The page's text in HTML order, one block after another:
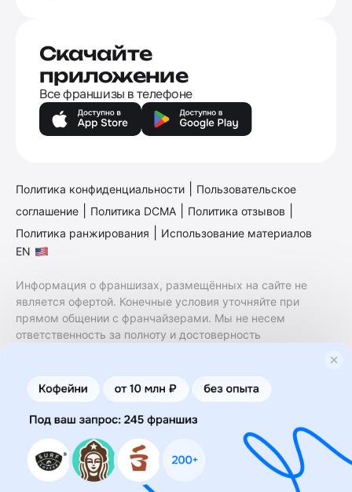
Скачайте
приложение
Все франшизы в телефоне
Политика конфиденциальности
Пользовательское
соглашение
Политика DCMA Политика отзывов
Политика ранжирования
Использование материалов
EN
Информация о франшизах, размещённых на сайте не
является офертой. Конечные условия уточняйте при
прямом общении с франчайзерами. Мы не несем
ответственность за полноту и достоверность
финансовые услуги. Заключение договоров
коммерческой концессии (франчайзинга) осуществляется
правообладателями/их представителями. Бизнесменс.ру
не является посредником или представителем
правообладателя и не несет ответственность за условия
предоставления франшизы и действия лиц,
осуществленные на основании информации, имеющейся